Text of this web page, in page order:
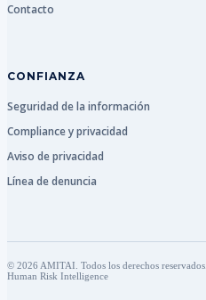
Contacto
CONFIANZA
Seguridad de la información
Compliance y privacidad
Aviso de privacidad
Línea de denuncia
© 2026 AMITAI. Todos los derechos reservados.
Human Risk Intelligence